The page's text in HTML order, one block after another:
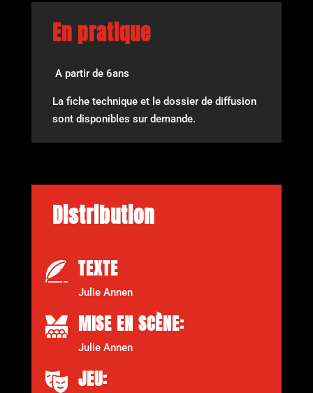
En pratique
A partir de 6ans
La fiche technique et le dossier de diffusion
sont disponibles sur demande.
Distribution
TEXTE
Julie Annen
MISE EN SCÈNE:
Julie Annen
JEU: